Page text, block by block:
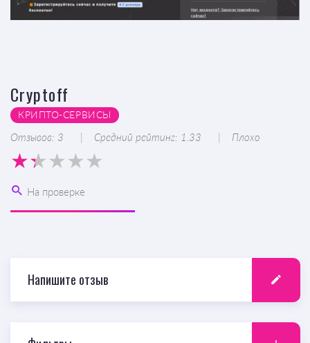
Cryptoff
КРИПТО-CЕРВИСЫ
Отзывов: 3 Средний рейтинг: 1.33 Плохо
На проверке
Напишите отзыв